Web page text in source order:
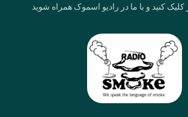
کنید و با ما در رادیو اسموک همراه شوید